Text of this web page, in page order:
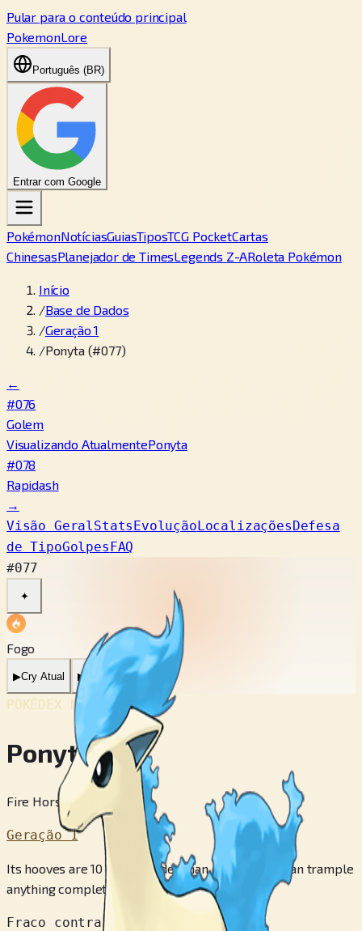
Pular para o conteúdo principal
PokemonLore
Português (BR)
Entrar com Google
PokémonNotíciasGuiasTiposTCG PocketCartas
ChinesasPlanejador de TimesLegends Z-ARoleta Pokémon
Início
/Base de Dados
/Geração 1
/Ponyta (#077)
←
#076
Golem
Visualizando AtualmentePonyta
#078
Rapidash
→
Visão GeralStatsEvoluçãoLocalizaçõesDefesa
de TipoGolpesFAQ
#077
✦
Fogo
▶Cry Atual ▶ Cry Antigo
POKÉDEX No. #077
Ponyta
Fire Horse Pokémon
Geração 1
Its hooves are 10 times harder than diamonds. It can trample
anything completely flat in little time.
Fraco contra